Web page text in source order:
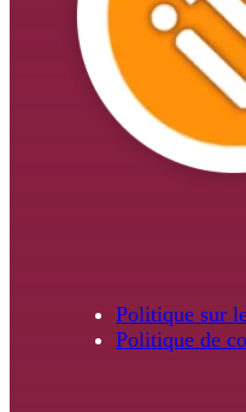
Politique sur
Politique de